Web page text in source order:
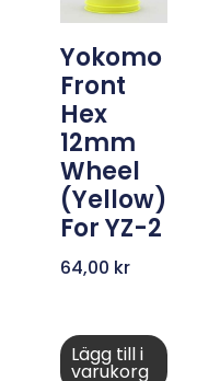
Yokomo
Front
Hex
12mm
Wheel
(Yellow)
For YZ-2
64,00 kr
Lägg till i
varukorg